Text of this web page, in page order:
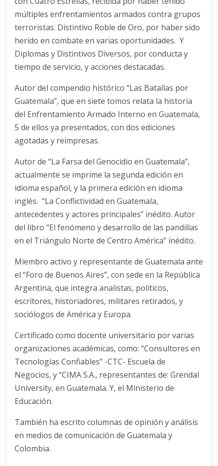
múltiples enfrentamientos armados contra grupos
terroristas. Distintivo Roble de Oro, por haber sido
herido en combate en varias oportunidades. Y
Diplomas y Distintivos Diversos, por conducta y
tiempo de servicio, y acciones destacadas.
Autor del compendio histórico “Las Batallas por
Guatemala”, que en siete tomos relata la historia
del Enfrentamiento Armado Interno en Guatemala,
5 de ellos ya presentados, con dos ediciones
agotadas y reimpresas.
Autor de “La Farsa del Genocidio en Guatemala”,
actualmente se imprime la segunda edición en
idioma español, y la primera edición en idioma
inglés. “La Conflictividad en Guatemala,
antecedentes y actores principales” inédito. Autor
del libro “El fenómeno y desarrollo de las pandillas
en el Triángulo Norte de Centro América” inédito.
Miembro activo y representante de Guatemala ante
el “Foro de Buenos Aires”, con sede en la República
Argentina, que integra analistas, políticos,
escritores, historiadores, militares retirados, y
sociólogos de América y Europa.
Certificado como docente universitario por varias
organizaciones académicas, como: “Consultores en
Tecnologías Confiables” -CTC- Escuela de
Negocios, y “CIMA S.A., representantes de: Grendal
University, en Guatemala. Y, el Ministerio de
Educación.
También ha escrito columnas de opinión y análisis
en medios de comunicación de Guatemala y
Colombia.